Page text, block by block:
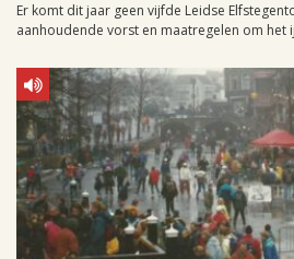
Er komt dit jaar geen vijfde Leidse
aanhoudende vorst en maatregelen om het